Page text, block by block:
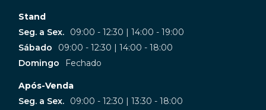
Stand
Seg. a Sex.
09:00 - 12:30 | 14:00 - 19:00
Sábado
09:00 - 12:30 | 14:00 - 18:00
Domingo
Fechado
Após-Venda
Seg. a Sex.
09:00 - 12:30 | 13:30 - 18:00